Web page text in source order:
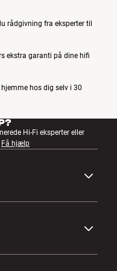
rådgivning fra eksperter til
ekstra garanti på dine hifi
hos dig selv i 30
Hi-Fi eksperter eller
Få hjælp